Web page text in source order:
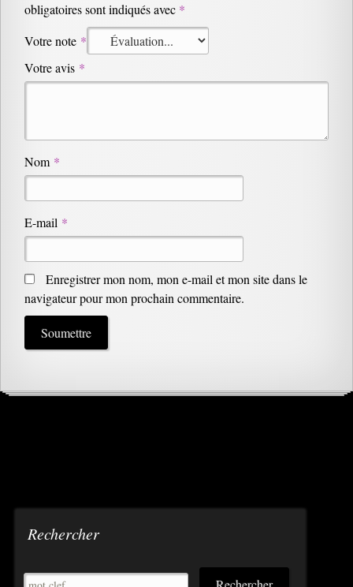
obligatoires sont indiqués avec *
Votre note *
Votre avis *
Nom *
E-mail *
Enregistrer mon nom, mon e-mail et mon site dans le
navigateur pour mon prochain commentaire.
Rechercher